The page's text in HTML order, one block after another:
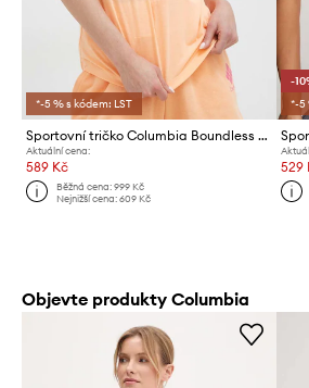
*-5 % s kódem: LST
Sportovní tričko Columbia Boundless Trek
Aktuální cena:
589 Kč
Běžná cena:999 Kč
Nejnižší cena:609 Kč
-
*-5
529
Objevte produkty Columbia